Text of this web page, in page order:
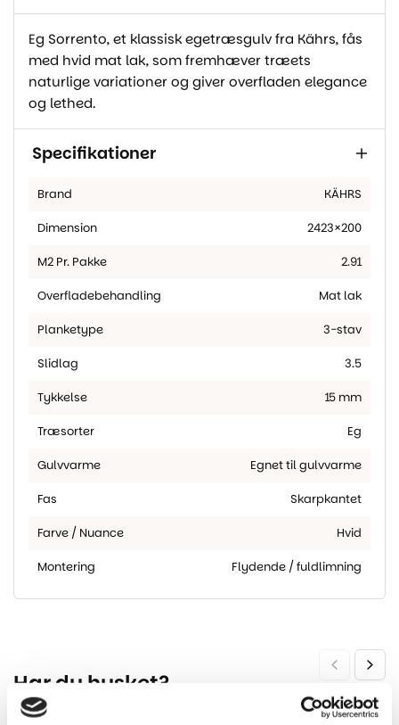
Eg Sorrento, et klassisk egetræsgulv fra Kährs, fås
med hvid mat lak, som fremhæver træets
naturlige variationer og giver overfladen elegance
og lethed.
Specifikationer
Brand KÄHRS
Dimension 2423×200
M2 Pr. Pakke 2.91
Overfladebehandling Mat lak
Planketype 3-stav
Slidlag 3.5
Tykkelse 15 mm
Træsorter Eg
Gulvvarme Egnet til gulvvarme
Fas Skarpkantet
Farve / Nuance Hvid
Montering Flydende / fuldlimning
Har du husket?